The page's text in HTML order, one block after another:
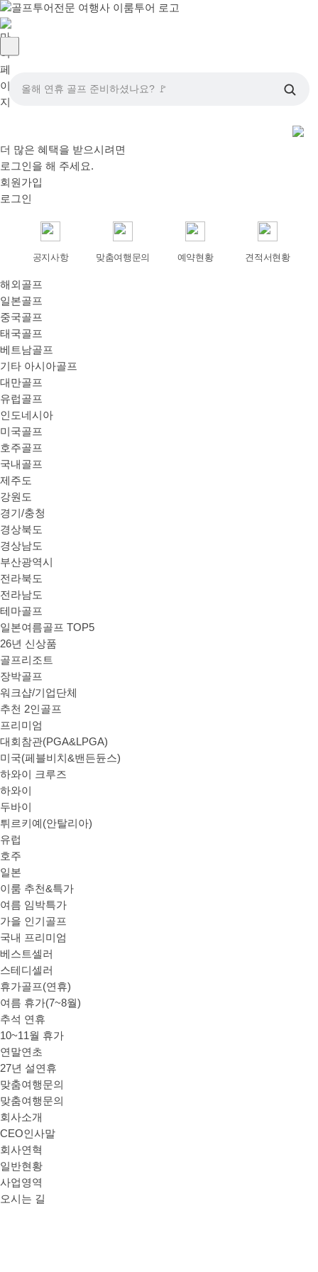
올해 연휴 골프 준비하셨나요? 🚩
더 많은 혜택을 받으시려면
로그인 을 해 주세요.
회원가입
로그인
공지사항 맞춤여행문의 예약현황 견적서현황
해외골프
일본골프
중국골프
태국골프
베트남골프
기타 아시아골프
대만골프
유럽골프
인도네시아
미국골프
호주골프
국내골프
제주도
강원도
경기/충청
경상북도
경상남도
부산광역시
전라북도
전라남도
테마골프
일본여름골프 TOP5
26년 신상품
골프리조트
장박골프
워크샵/기업단체
추천 2인골프
프리미엄
대회참관(PGA&LPGA)
미국(페블비치&밴든듄스)
하와이 크루즈
하와이
두바이
튀르키예(안탈리아)
유럽
호주
일본
이룸 추천&특가
여름 임박특가
가을 인기골프
국내 프리미엄
베스트셀러
스테디셀러
휴가골프(연휴)
여름 휴가(7~8월)
추석 연휴
10~11월 휴가
연말연초
27년 설연휴
맞춤여행문의
맞춤여행문의
회사소개
CEO인사말
회사연혁
일반현황
사업영역
오시는 길